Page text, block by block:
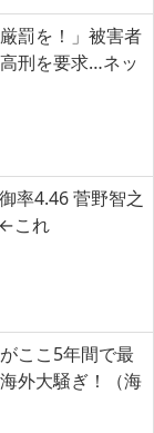
罰を！」被害者
刑を要求…ネッ
率4.46 菅野智之
これ
ここ5年間で最
外大騒ぎ！（海